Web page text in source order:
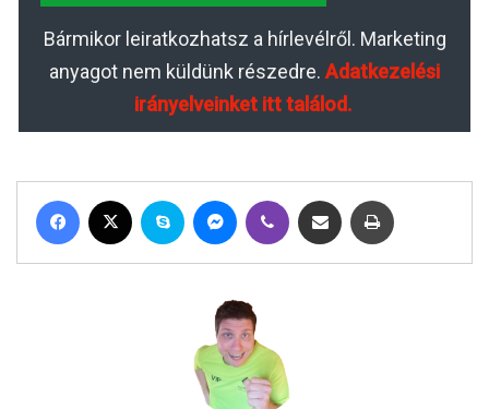
Bármikor leiratkozhatsz a hírlevélről. Marketing
anyagot nem küldünk részedre.Adatkezelési
irányelveinket itt találod.